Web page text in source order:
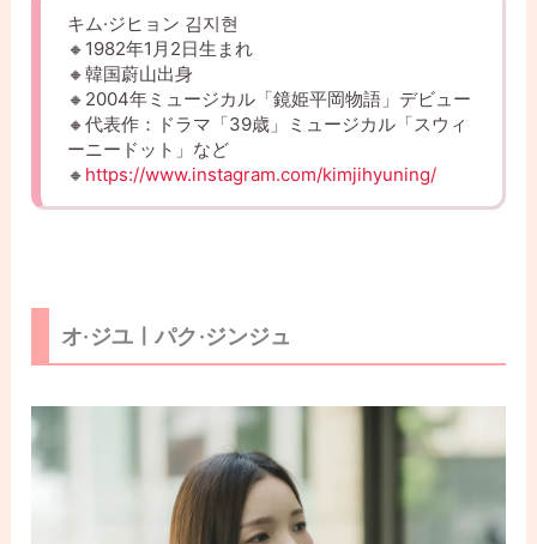
キム·ジヒョン 김지현
🔸1982年1月2日生まれ
🔸韓国蔚山出身
🔸2004年ミュージカル「鏡姫平岡物語」デビュー
🔸代表作：ドラマ「39歳」ミュージカル「スウィ
ーニードット」など
🔸 https://www.instagram.com/kimjihyuning/
オ·ジユㅣパク·ジンジュ